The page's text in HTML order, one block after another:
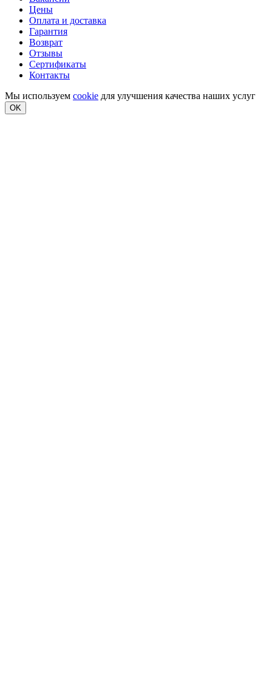
Цены
Оплата и доставка
Гарантия
Возврат
Отзывы
Сертификаты
Контакты
Мы используем cookie для улучшения качества наших услуг
OK